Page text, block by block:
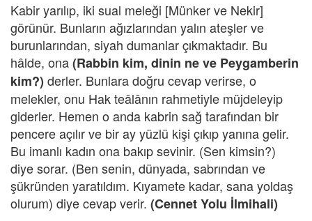
Kabir yarılıp, iki sual meleği [Münker ve Nekir]
görünür. Bunların ağızlarından yalın ateşler ve
burunlarından, siyah dumanlar çıkmaktadır. Bu
hâlde, ona(Rabbin kim, dinin ne ve Peygamberin
kim?) derler. Bunlara doğru cevap verirse, o
melekler, onu Hak teâlânın rahmetiyle müjdeleyip
giderler. Hemen o anda kabrin sağ tarafından bir
pencere açılır ve bir ay yüzlü kişi çıkıp yanına gelir.
Bu imanlı kadın ona bakıp sevinir. (Sen kimsin?)
diye sorar. (Ben senin, dünyada, sabrından ve
şükründen yaratıldım. Kıyamete kadar, sana yoldaş
olurum) diye cevap verir. (Cennet Yolu İlmihali)